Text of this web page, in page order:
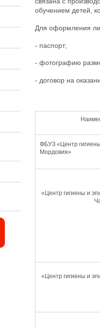
обучением детей,
Для оформления
- паспорт;
- фотографию
- договор на
ФБУЗ «Центр
Мордовия»
«Центр гигиены и
«Центр гигиены и